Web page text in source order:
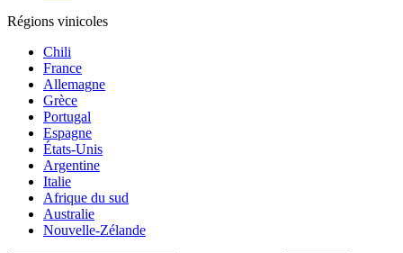
Régions vinicoles
Chili
France
Allemagne
Grèce
Portugal
Espagne
États-Unis
Argentine
Italie
Afrique du sud
Australie
Nouvelle-Zélande